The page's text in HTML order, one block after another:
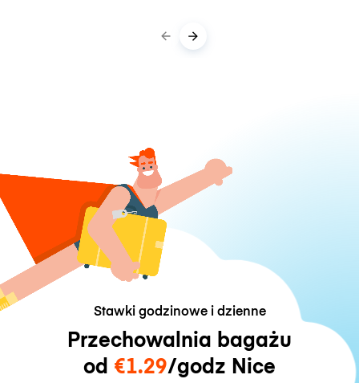
Stawki godzinowe i dzienne
Przechowalnia bagażu
od €1.29/godz Nice